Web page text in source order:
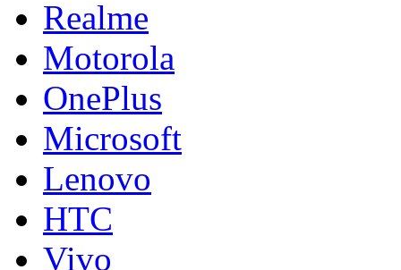
Realme
Motorola
OnePlus
Microsoft
Lenovo
HTC
Vivo